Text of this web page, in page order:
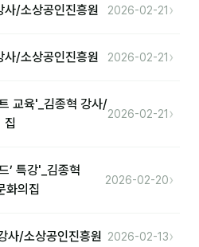
사/소상공인진흥원 2026-02-21 ›
사/소상공인진흥원 2026-02-21 ›
교육'_김종혁 강사/
집
2026-02-21 ›
’ 특강'_김종혁
화의집
2026-02-20›
사/소상공인진흥원 2026-02-13›